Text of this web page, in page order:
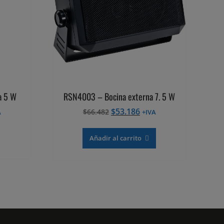
5 W RSN4003 – Bocina externa 7. 5 W
$66.482 El
original
era:
$53.186El
actual
es:
+IVA
Añadir al carrito